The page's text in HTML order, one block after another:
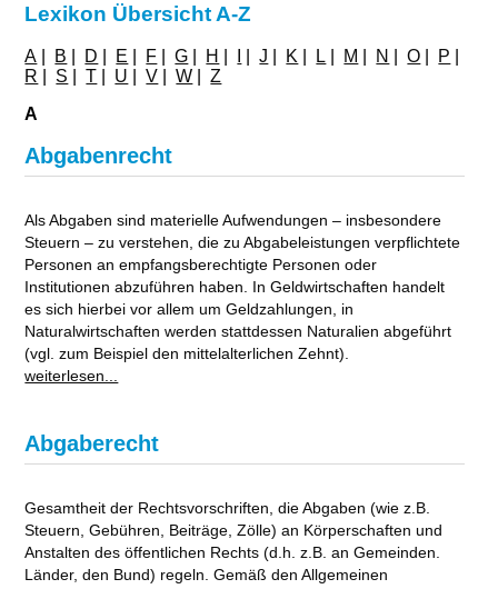
Lexikon Übersicht A-Z
A B D E F G H J K L M N O P
R
S T U V W
Z
A
Abgabenrecht
Als Abgaben sind materielle Aufwendungen – insbesondere
Steuern – zu verstehen, die zu Abgabeleistungen verpflichtete
Personen an empfangsberechtigte Personen oder
Institutionen abzuführen haben. In Geldwirtschaften handelt
es sich hierbei vor allem um Geldzahlungen, in
Naturalwirtschaften werden stattdessen Naturalien abgeführt
(vgl. zum Beispiel den mittelalterlichen Zehnt).
weiterlesen...
Abgaberecht
Gesamtheit der Rechtsvorschriften, die Abgaben (wie z.B.
Steuern, Gebühren, Beiträge, Zölle) an Körperschaften und
Anstalten des öffentlichen Rechts (d.h. z.B. an Gemeinden.
Länder, den Bund) regeln. Gemäß den Allgemeinen